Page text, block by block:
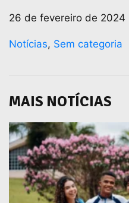
26 de fevereiro de 2024
Notícias, Sem categoria
MAIS NOTÍCIAS